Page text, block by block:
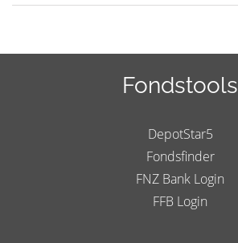
Fondstools
DepotStar5
Fondsfinder
FNZ Bank Login
FFB Login